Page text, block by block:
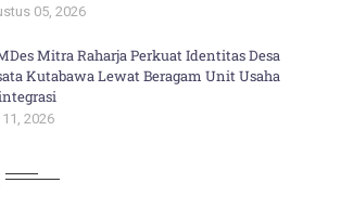
05, 2026
Mitra Raharja Perkuat Identitas Desa
Kutabawa Lewat Beragam Unit Usaha
2026